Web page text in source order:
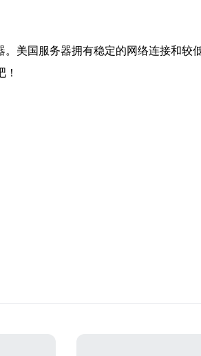
美国服务器拥有稳定的网络连接和较